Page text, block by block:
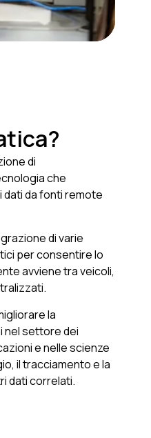
di
che
dati da fonti remote
di varie
per consentire lo
avviene tra veicoli,
la
nel settore dei
e nelle scienze
il tracciamento e la
dati correlati.